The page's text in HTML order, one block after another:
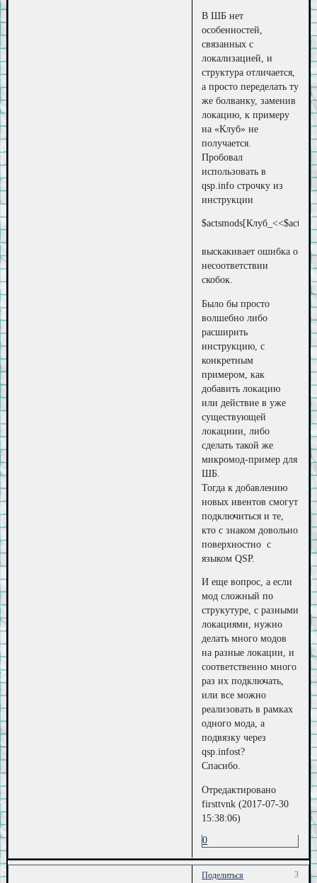
В ШБ нет
особенностей,
связанных с
локализацией, и
структура отличается,
а просто переделать ту
же болванку, заменив
локацию, к примеру
на «Клуб» не
получается.
Пробовал
использовать в
qsp.info строчку из
инструкции
выскакивает ошибка о
несоответствии
скобок.
Было бы просто
волшебно либо
расширить
инструкцию, с
конкретным
примером, как
добавить локацию
или действие в уже
существующей
локациии, либо
сделать такой же
микромод-пример для
ШБ.
Тогда к добавлению
новых ивентов смогут
подключиться и те,
кто с знаком довольно
поверхностно с
языком QSP.
И еще вопрос, а если
мод сложный по
струкутуре, с разными
локациями, нужно
делать много модов
на разные локации, и
соответственно много
раз их подключать,
или все можно
реализовать в рамках
одного мода, а
подвязку через
qsp.infost?
Спасибо.
Отредактировано
firsttvnk (2017-07-30
15:38:06)
0
Поделиться
3